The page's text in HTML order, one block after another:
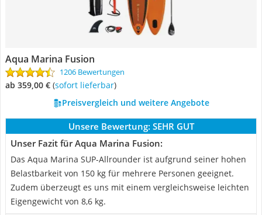
Aqua Marina Fusion
1206 Bewertungen
ab 359,00 € ( Sofort lieferbar)
Preisvergleich und weitere Angebote
Unsere Bewertung: SEHR GUT
Unser Fazit für Aqua Marina Fusion:
Das Aqua Marina SUP-Allrounder ist aufgrund seiner hohen
Belastbarkeit von 150 kg für mehrere Personen geeignet.
Zudem überzeugt es uns mit einem vergleichsweise leichten
Eigengewicht von 8,6 kg.